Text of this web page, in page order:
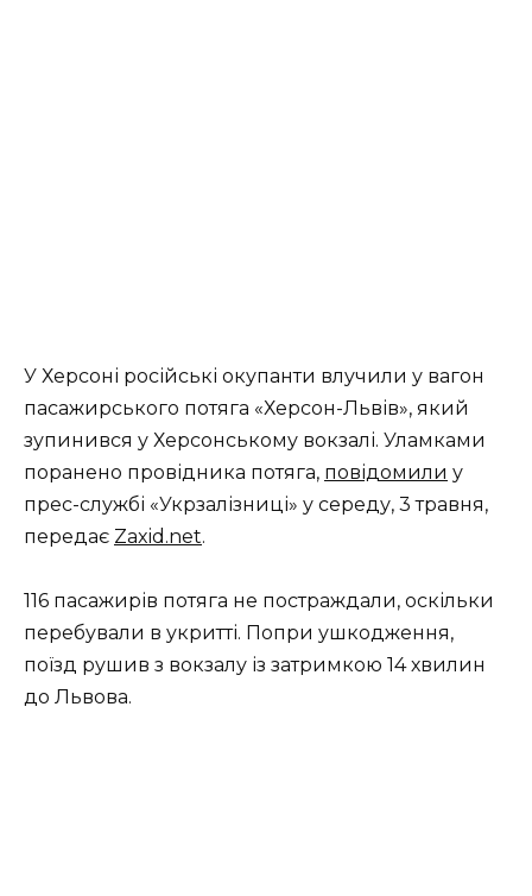
У Херсоні російські окупанти влучили у вагон
пасажирського потяга «Херсон-Львів», який
зупинився у Херсонському вокзалі. Уламками
поранено провідника потяга, повідомили у
прес-службі «Укрзалізниці» у середу, 3 травня,
передає Zaxid.net.
116 пасажирів потяга не постраждали, оскільки
перебували в укритті. Попри ушкодження,
поїзд рушив з вокзалу із затримкою 14 хвилин
до Львова.